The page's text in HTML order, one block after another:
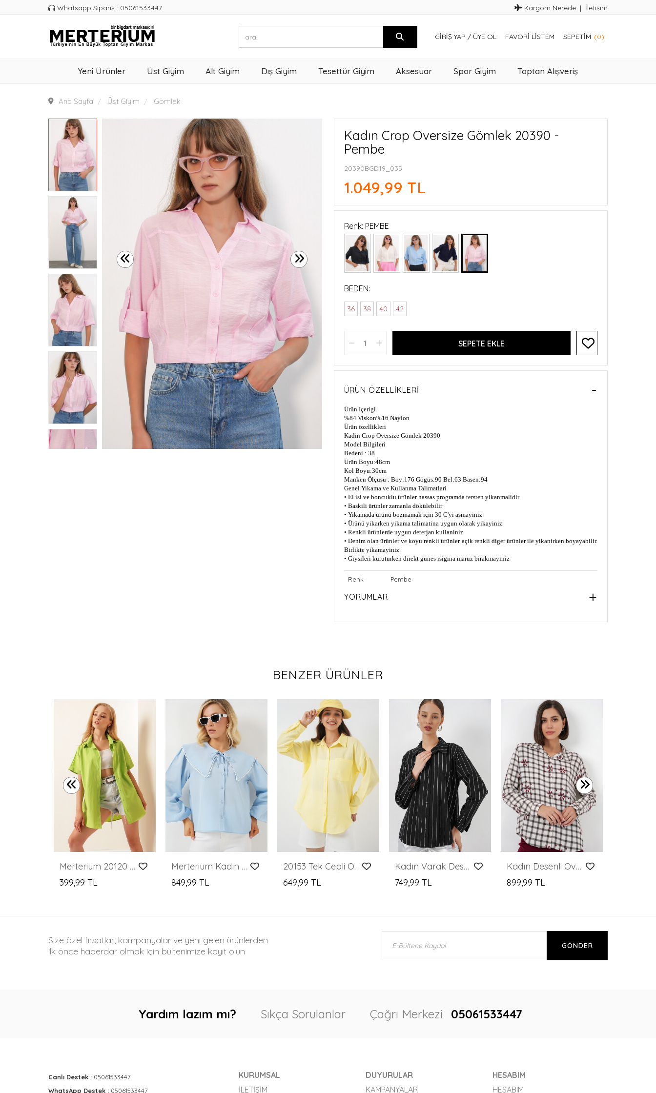
Whatsapp Sipariş : 05061533447 Kargom Nerede İletişim
GIRIŞ YAP / ÜYE OL FAVORI LISTEM SEPETIM (0)
Yeni Ürünler Üst Giyim Alt Giyim Dış Giyim Tesettür Giyim Aksesuar Spor Giyim Toptan Alışveriş
Ana Sayfa Üst Giyim Gömlek
Kadın Crop Oversize Gömlek 20390 -
Pembe
20390BGD19_035
1.049,99 TL
Renk: PEMBE
BEDEN:
36 38 40 42
SEPETE EKLE
ÜRÜN ÖZELLIKLERI
Ürün Içerigi
%84 Viskon%16 Naylon
Ürün özellikleri
Kadin Crop Oversize Gömlek 20390
Model Bilgileri
Bedeni : 38
Ürün Boyu:48cm
Kol Boyu:30cm
Manken Ölçüsü : Boy:176 Gögüs:90 Bel:63 Basen:94
Genel Yikama ve Kullanma Talimatlari
• El isi ve boncuklu ürünler hassas programda tersten yikanmalidir
• Baskili ürünler zamanla dökülebilir
• Yikamada ürünü bozmamak için 30 C'yi asmayiniz
• Ürünü yikarken yikama talimatina uygun olarak yikayiniz
• Renkli ürünlerde uygun deterjan kullaniniz
• Denim olan ürünler ve koyu renkli ürünler açik renkli diger ürünler ile yikanirken boyayabilir.
Birlikte yikamayiniz
• Giysileri kuruturken direkt günes isigina maruz birakmayiniz
Renk Pembe
YORUMLAR
BENZER ÜRÜNLER
Merterium 20120 Oversize Kısa Kollu Gömlek - A.Yeşil
399,99 TL
Merterium Kadın Bebe Yaka Gömlek 20314 - Mavi
849,99 TL
20153 Tek Cepli Oversize Keten Gömlek - Açık Sarı
649,99 TL
Kadın Varak Desenli Gömlek 20253 - A.Siyah
749,99 TL
Kadın Desenli Oversize Viskon Gömlek 20371 - Siyah
899,99 TL
Size özel fırsatlar, kampanyalar ve yeni gelen ürünlerden
ilk önce haberdar olmak için bültenimize kayıt olun
GÖNDER
Yardım lazım mı? Sıkça Sorulanlar Çağrı Merkezi 05061533447
Canlı Destek : 05061533447
WhatsApp Destek : 05061533447
KURUMSAL
İLETIŞIM
DUYURULAR
KAMPANYALAR
HESABIM
HESABIM